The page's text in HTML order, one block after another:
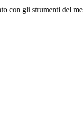
con gli strumenti del